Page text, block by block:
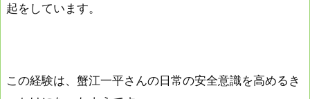
起をしています。
この経験は、蟹江一平さんの日常の安全意識を高めるき